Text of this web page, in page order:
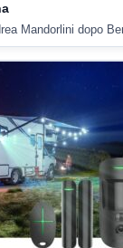
Mandorlini dopo